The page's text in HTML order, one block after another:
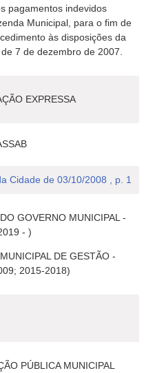
pagamentos indevidos
Municipal, para o fim de
às disposições da
7 de dezembro de 2007.
EXPRESSA
Cidade de 03/10/2008 , p. 1
GOVERNO MUNICIPAL -
- )
DE GESTÃO -
2015-2018)
PÚBLICA MUNICIPAL